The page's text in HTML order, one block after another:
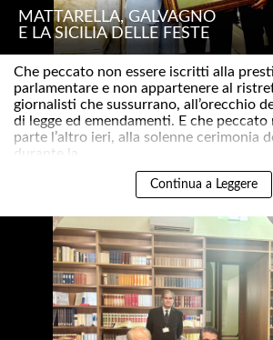
MATTARELLA, GALVAGNO
E LA SICILIA DELLE FESTE
Che peccato non essere iscritti alla
parlamentare e non appartenere al
giornalisti che sussurrano, all’orecchio
di legge ed emendamenti. E che peccato
parte l’altro ieri, alla solenne cerimonia
durante la ..
Continua a Leggere